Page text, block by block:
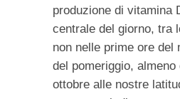
produzione di vitamina
centrale del giorno, tra
non nelle prime ore del
del pomeriggio, almeno
ottobre alle nostre